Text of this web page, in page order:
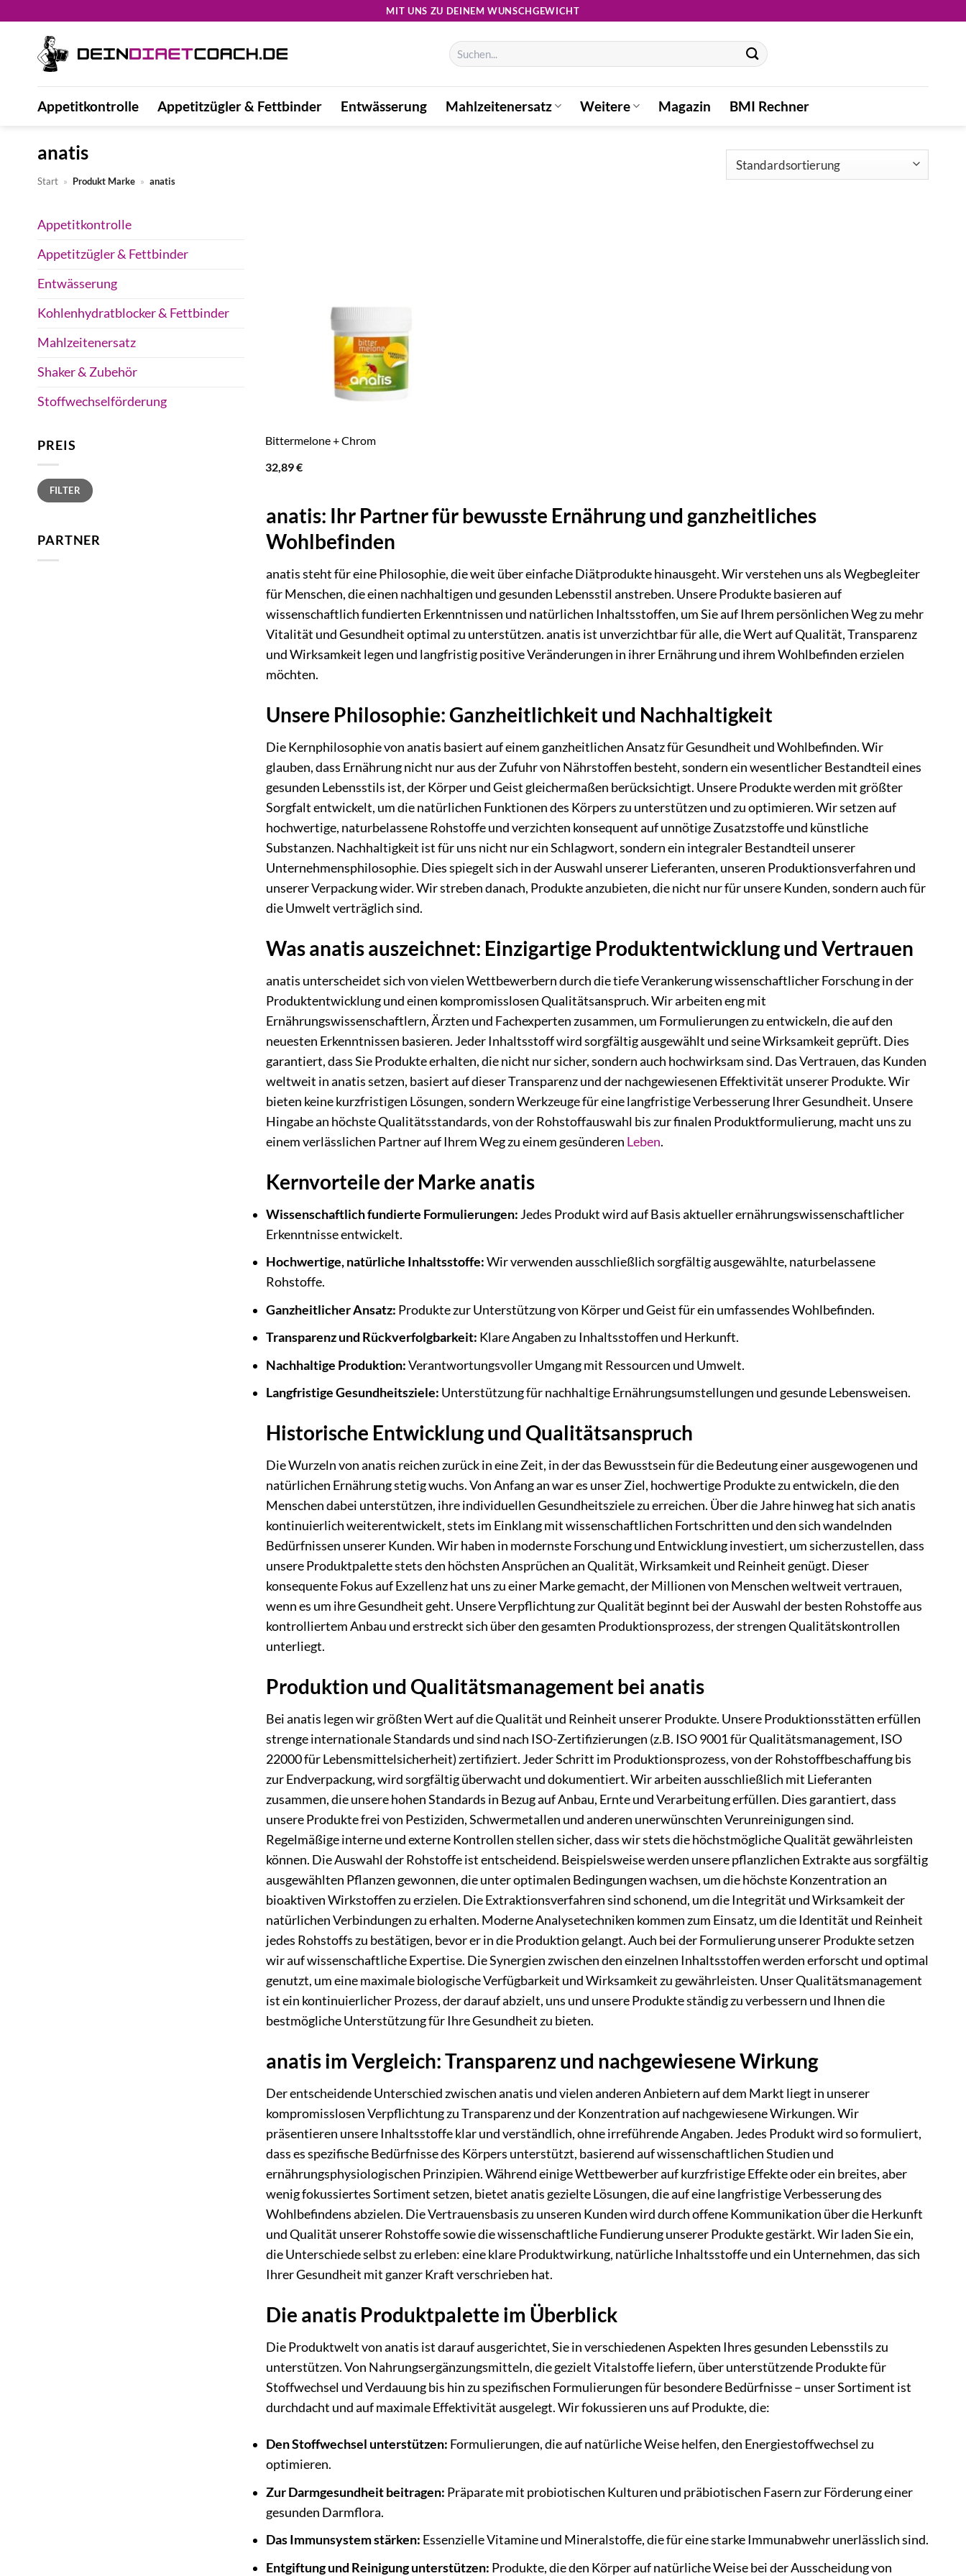
springen
MIT UNS ZU DEINEM WUNSCHGEWICHT
Suchen
nach:
Appetitkontrolle Appetitzügler & Fettbinder Entwässerung Mahlzeitenersatz Weitere Magazin BMI Rechner
anatis
Start » Produkt Marke » anatis
Appetitkontrolle
Appetitzügler & Fettbinder
Entwässerung
Kohlenhydratblocker & Fettbinder
Mahlzeitenersatz
Shaker & Zubehör
Stoffwechselförderung
PREIS
Min.
Preis
Max.
PreisFILTER
PARTNER
Bittermelone + Chrom
32,89€
anatis: Ihr Partner für bewusste Ernährung und ganzheitliches
Wohlbefinden
anatis steht für eine Philosophie, die weit über einfache Diätprodukte hinausgeht. Wir verstehen uns als Wegbegleiter
für Menschen, die einen nachhaltigen und gesunden Lebensstil anstreben. Unsere Produkte basieren auf
wissenschaftlich fundierten Erkenntnissen und natürlichen Inhaltsstoffen, um Sie auf Ihrem persönlichen Weg zu mehr
Vitalität und Gesundheit optimal zu unterstützen. anatis ist unverzichtbar für alle, die Wert auf Qualität, Transparenz
und Wirksamkeit legen und langfristig positive Veränderungen in ihrer Ernährung und ihrem Wohlbefinden erzielen
möchten.
Unsere Philosophie: Ganzheitlichkeit und Nachhaltigkeit
Die Kernphilosophie von anatis basiert auf einem ganzheitlichen Ansatz für Gesundheit und Wohlbefinden. Wir
glauben, dass Ernährung nicht nur aus der Zufuhr von Nährstoffen besteht, sondern ein wesentlicher Bestandteil eines
gesunden Lebensstils ist, der Körper und Geist gleichermaßen berücksichtigt. Unsere Produkte werden mit größter
Sorgfalt entwickelt, um die natürlichen Funktionen des Körpers zu unterstützen und zu optimieren. Wir setzen auf
hochwertige, naturbelassene Rohstoffe und verzichten konsequent auf unnötige Zusatzstoffe und künstliche
Substanzen. Nachhaltigkeit ist für uns nicht nur ein Schlagwort, sondern ein integraler Bestandteil unserer
Unternehmensphilosophie. Dies spiegelt sich in der Auswahl unserer Lieferanten, unseren Produktionsverfahren und
unserer Verpackung wider. Wir streben danach, Produkte anzubieten, die nicht nur für unsere Kunden, sondern auch für
die Umwelt verträglich sind.
Was anatis auszeichnet: Einzigartige Produktentwicklung und Vertrauen
anatis unterscheidet sich von vielen Wettbewerbern durch die tiefe Verankerung wissenschaftlicher Forschung in der
Produktentwicklung und einen kompromisslosen Qualitätsanspruch. Wir arbeiten eng mit
Ernährungswissenschaftlern, Ärzten und Fachexperten zusammen, um Formulierungen zu entwickeln, die auf den
neuesten Erkenntnissen basieren. Jeder Inhaltsstoff wird sorgfältig ausgewählt und seine Wirksamkeit geprüft. Dies
garantiert, dass Sie Produkte erhalten, die nicht nur sicher, sondern auch hochwirksam sind. Das Vertrauen, das Kunden
weltweit in anatis setzen, basiert auf dieser Transparenz und der nachgewiesenen Effektivität unserer Produkte. Wir
bieten keine kurzfristigen Lösungen, sondern Werkzeuge für eine langfristige Verbesserung Ihrer Gesundheit. Unsere
Hingabe an höchste Qualitätsstandards, von der Rohstoffauswahl bis zur finalen Produktformulierung, macht uns zu
einem verlässlichen Partner auf Ihrem Weg zu einem gesünderen Leben.
Kernvorteile der Marke anatis
Wissenschaftlich fundierte Formulierungen: Jedes Produkt wird auf Basis aktueller ernährungswissenschaftlicher
Erkenntnisse entwickelt.
Hochwertige, natürliche Inhaltsstoffe:Wir verwenden ausschließlich sorgfältig ausgewählte, naturbelassene
Rohstoffe.
Ganzheitlicher Ansatz: Produkte zur Unterstützung von Körper und Geist für ein umfassendes Wohlbefinden.
Transparenz und Rückverfolgbarkeit: Klare Angaben zu Inhaltsstoffen und Herkunft.
Nachhaltige Produktion:Verantwortungsvoller Umgang mit Ressourcen und Umwelt.
Langfristige Gesundheitsziele: Unterstützung für nachhaltige Ernährungsumstellungen und gesunde Lebensweisen.
Historische Entwicklung und Qualitätsanspruch
Die Wurzeln von anatis reichen zurück in eine Zeit, in der das Bewusstsein für die Bedeutung einer ausgewogenen und
natürlichen Ernährung stetig wuchs. Von Anfang an war es unser Ziel, hochwertige Produkte zu entwickeln, die den
Menschen dabei unterstützen, ihre individuellen Gesundheitsziele zu erreichen. Über die Jahre hinweg hat sich anatis
kontinuierlich weiterentwickelt, stets im Einklang mit wissenschaftlichen Fortschritten und den sich wandelnden
Bedürfnissen unserer Kunden. Wir haben in modernste Forschung und Entwicklung investiert, um sicherzustellen, dass
unsere Produktpalette stets den höchsten Ansprüchen an Qualität, Wirksamkeit und Reinheit genügt. Dieser
konsequente Fokus auf Exzellenz hat uns zu einer Marke gemacht, der Millionen von Menschen weltweit vertrauen,
wenn es um ihre Gesundheit geht. Unsere Verpflichtung zur Qualität beginnt bei der Auswahl der besten Rohstoffe aus
kontrolliertem Anbau und erstreckt sich über den gesamten Produktionsprozess, der strengen Qualitätskontrollen
unterliegt.
Produktion und Qualitätsmanagement bei anatis
Bei anatis legen wir größten Wert auf die Qualität und Reinheit unserer Produkte. Unsere Produktionsstätten erfüllen
strenge internationale Standards und sind nach ISO-Zertifizierungen (z.B. ISO 9001 für Qualitätsmanagement, ISO
22000 für Lebensmittelsicherheit) zertifiziert. Jeder Schritt im Produktionsprozess, von der Rohstoffbeschaffung bis
zur Endverpackung, wird sorgfältig überwacht und dokumentiert. Wir arbeiten ausschließlich mit Lieferanten
zusammen, die unsere hohen Standards in Bezug auf Anbau, Ernte und Verarbeitung erfüllen. Dies garantiert, dass
unsere Produkte frei von Pestiziden, Schwermetallen und anderen unerwünschten Verunreinigungen sind.
Regelmäßige interne und externe Kontrollen stellen sicher, dass wir stets die höchstmögliche Qualität gewährleisten
können. Die Auswahl der Rohstoffe ist entscheidend. Beispielsweise werden unsere pflanzlichen Extrakte aus sorgfältig
ausgewählten Pflanzen gewonnen, die unter optimalen Bedingungen wachsen, um die höchste Konzentration an
bioaktiven Wirkstoffen zu erzielen. Die Extraktionsverfahren sind schonend, um die Integrität und Wirksamkeit der
natürlichen Verbindungen zu erhalten. Moderne Analysetechniken kommen zum Einsatz, um die Identität und Reinheit
jedes Rohstoffs zu bestätigen, bevor er in die Produktion gelangt. Auch bei der Formulierung unserer Produkte setzen
wir auf wissenschaftliche Expertise. Die Synergien zwischen den einzelnen Inhaltsstoffen werden erforscht und optimal
genutzt, um eine maximale biologische Verfügbarkeit und Wirksamkeit zu gewährleisten. Unser Qualitätsmanagement
ist ein kontinuierlicher Prozess, der darauf abzielt, uns und unsere Produkte ständig zu verbessern und Ihnen die
bestmögliche Unterstützung für Ihre Gesundheit zu bieten.
anatis im Vergleich: Transparenz und nachgewiesene Wirkung
Der entscheidende Unterschied zwischen anatis und vielen anderen Anbietern auf dem Markt liegt in unserer
kompromisslosen Verpflichtung zu Transparenz und der Konzentration auf nachgewiesene Wirkungen. Wir
präsentieren unsere Inhaltsstoffe klar und verständlich, ohne irreführende Angaben. Jedes Produkt wird so formuliert,
dass es spezifische Bedürfnisse des Körpers unterstützt, basierend auf wissenschaftlichen Studien und
ernährungsphysiologischen Prinzipien. Während einige Wettbewerber auf kurzfristige Effekte oder ein breites, aber
wenig fokussiertes Sortiment setzen, bietet anatis gezielte Lösungen, die auf eine langfristige Verbesserung des
Wohlbefindens abzielen. Die Vertrauensbasis zu unseren Kunden wird durch offene Kommunikation über die Herkunft
und Qualität unserer Rohstoffe sowie die wissenschaftliche Fundierung unserer Produkte gestärkt. Wir laden Sie ein,
die Unterschiede selbst zu erleben: eine klare Produktwirkung, natürliche Inhaltsstoffe und ein Unternehmen, das sich
Ihrer Gesundheit mit ganzer Kraft verschrieben hat.
Die anatis Produktpalette im Überblick
Die Produktwelt von anatis ist darauf ausgerichtet, Sie in verschiedenen Aspekten Ihres gesunden Lebensstils zu
unterstützen. Von Nahrungsergänzungsmitteln, die gezielt Vitalstoffe liefern, über unterstützende Produkte für
Stoffwechsel und Verdauung bis hin zu spezifischen Formulierungen für besondere Bedürfnisse – unser Sortiment ist
durchdacht und auf maximale Effektivität ausgelegt. Wir fokussieren uns auf Produkte, die:
Den Stoffwechsel unterstützen: Formulierungen, die auf natürliche Weise helfen, den Energiestoffwechsel zu
optimieren.
Zur Darmgesundheit beitragen: Präparate mit probiotischen Kulturen und präbiotischen Fasern zur Förderung einer
gesunden Darmflora.
Das Immunsystem stärken: Essenzielle Vitamine und Mineralstoffe, die für eine starke Immunabwehr unerlässlich sind.
Entgiftung und Reinigung unterstützen: Produkte, die den Körper auf natürliche Weise bei der Ausscheidung von